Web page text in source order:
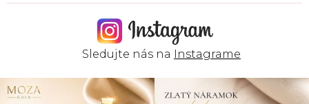
Sledujte nás na Instagrame